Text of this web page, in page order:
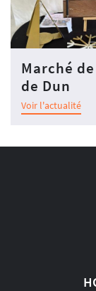
DE GARAGE
& STORES
SÉCURITÉ
Marché
de Dun
Voir l'actualité